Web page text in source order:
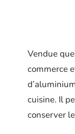
Vendue
commerce
cuisine. Il
conserver